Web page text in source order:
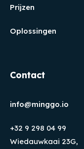
Prijzen
Oplossingen
Contact
info@minggo.io
+32 9 298 04 99
Wiedauwkaai 23G,